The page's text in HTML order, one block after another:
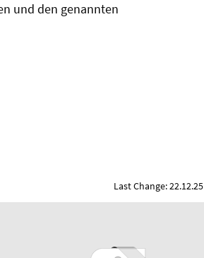
und den genannten
Last Change: 22.12.25